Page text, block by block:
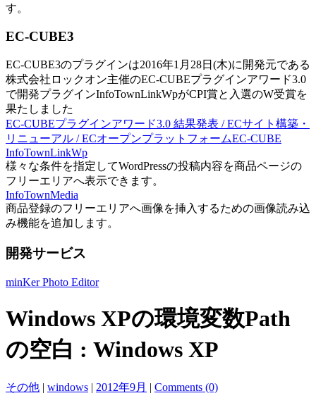
す。
EC-CUBE3
EC-CUBE3のプラグインは2016年1月28日(木)に開発元である
株式会社ロックオン主催のEC-CUBEプラグインアワード3.0
で開発プラグインInfoTownLinkWpがCPI賞と入選のW受賞を
果たしました
EC-CUBEプラグインアワード3.0 結果発表 / ECサイト構築・
リニューアル / ECオープンプラットフォームEC-CUBE
InfoTownLinkWp
様々な条件を指定してWordPressの投稿内容を商品ページの
フリーエリアへ表示できます。
InfoTownMedia
商品登録のフリーエリアへ画像を挿入するための画像読み込
み機能を追加します。
開発サービス
minKer Photo Editor
Windows XPの環境変数Path
の空白 : Windows XP
その他 | windows | 2012年9月 | Comments (0)